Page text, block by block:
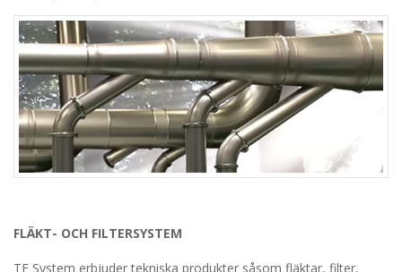
FLÄKT- OCH FILTERSYSTEM
TF System erbjuder tekniska produkter såsom fläktar, filter,